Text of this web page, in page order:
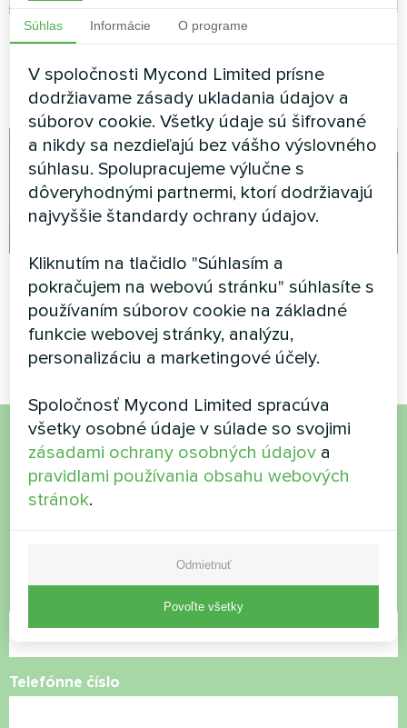
Apartmán
Split tepelné čerpadlo Artic
Home Séria Basic
Kancelárska budova
Modulárne tepelné čerpadlo
série MCU
Apartmán
Split tepelné čerpadlo Artic
Home Smart series
Planetárium
Split tepelné čerpadlo Artic
Home Smart series
Chcete si kúpiť alebo máte
otázky?
Telefónne číslo
Súhlas Informácie O programe
V spoločnosti Mycond Limited prísne
dodržiavame zásady ukladania údajov a
súborov cookie. Všetky údaje sú šifrované
a nikdy sa nezdieľajú bez vášho výslovného
súhlasu. Spolupracujeme výlučne s
dôveryhodnými partnermi, ktorí dodržiavajú
najvyššie štandardy ochrany údajov.
Kliknutím na tlačidlo "Súhlasím a
pokračujem na webovú stránku" súhlasíte s
používaním súborov cookie na základné
funkcie webovej stránky, analýzu,
personalizáciu a marketingové účely.
Spoločnosť Mycond Limited spracúva
všetky osobné údaje v súlade so svojimi
zásadami ochrany osobných údajov a
pravidlami používania obsahu webových
stránok.
Odmietnuť
Povoľte všetky